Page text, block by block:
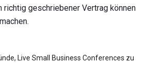
richtig geschriebener Vertrag können
Live Small Business Conferences zu